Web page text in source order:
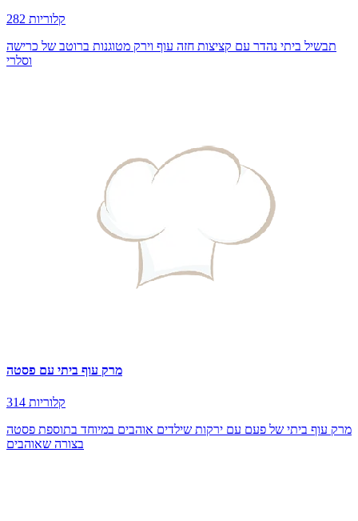
282 קלוריות
תבשיל ביתי נהדר עם קציצות חזה עוף וירק מטוגנות ברוטב של כרישה
וסלרי
מרק עוף ביתי עם פסטה
314 קלוריות
מרק עוף ביתי של פעם עם ירקות שילדים אוהבים במיוחד בתוספת פסטה
בצורה שאוהבים